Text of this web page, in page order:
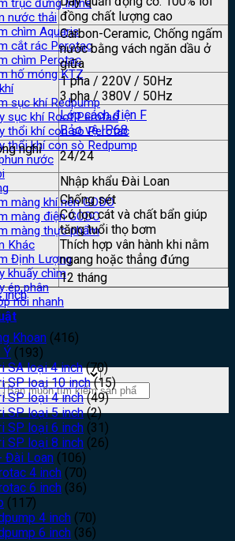
trục đứng Inline
nước thải
chìm Aquaris
cắt rác Perotac
chìm Perotac
hố móng KTZ
sục khí Redpump
sục khí Root Perotac
thổi khí con sò Perotac
thổi khí con sò Redpump
nước
màng khí nén GODO
màng điện GODO
màng thực phẩm
Khác
Định Lượng
khuấy chìm
ép phân
nối nhanh
đồng chất lượng cao
Carbon-Ceramic, Chống ngấm
nước bằng vách ngăn dầu ở
giữa
1 pha / 220V / 50Hz
3 pha / 380V / 50Hz
Lớp cách điện F
Bảo vệ IP68
nghỉ
24/24
Nhập khẩu Đài Loan
Chống sét
Có lọc cát và chất bẩn giúp
tăng tuổi thọ bơm
Thích hợp vân hành khi nằm
ngang hoặc thẳng đứng
12 tháng
inch
Khoan (416)
Ý (193)
SA loại 4 inch (70)
SP loại 10 inch (15)
SP loại 4 inch (49)
SP loại 5 inch (2)
SP loại 6 inch (31)
SP loại 8 inch (26)
Đài Loan (106)
4 inch (70)
6 inch (36)
(117)
4 inch (70)
6 inch (36)